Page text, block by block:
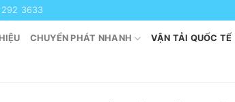
3633
CHUYỂN PHÁT NHANH VẬN TẢI QUỐC TẾ